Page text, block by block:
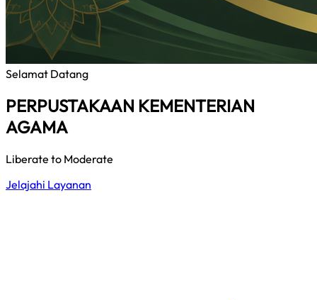
Selamat Datang
PERPUSTAKAAN KEMENTERIAN
AGAMA
Liberate to Moderate
Jelajahi Layanan